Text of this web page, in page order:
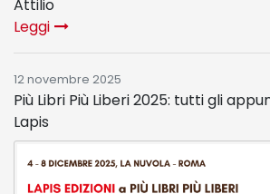
Attilio
Leggi
12 novembre 2025
Più Libri Più Liberi 2025: tutti gli
Lapis